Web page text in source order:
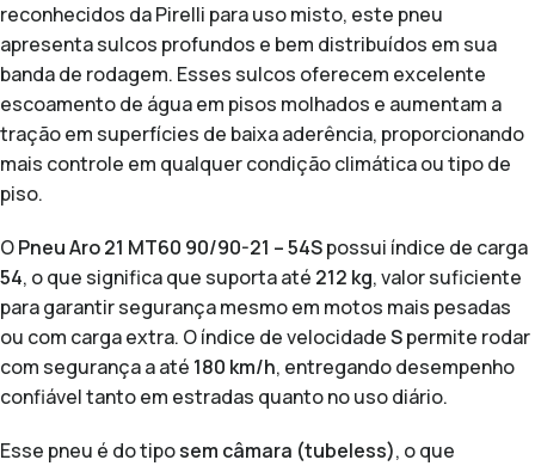
reconhecidos da Pirelli para uso misto, este pneu
apresenta sulcos profundos e bem distribuídos em sua
banda de rodagem. Esses sulcos oferecem excelente
escoamento de água em pisos molhados e aumentam a
tração em superfícies de baixa aderência, proporcionando
mais controle em qualquer condição climática ou tipo de
piso.
OPneu Aro 21 MT60 90/90-21 – 54Spossui índice de carga
54, o que significa que suporta até 212 kg, valor suficiente
para garantir segurança mesmo em motos mais pesadas
ou com carga extra. O índice de velocidadeSpermite rodar
com segurança a até 180 km/h, entregando desempenho
confiável tanto em estradas quanto no uso diário.
Esse pneu é do tiposem câmara (tubeless), o que